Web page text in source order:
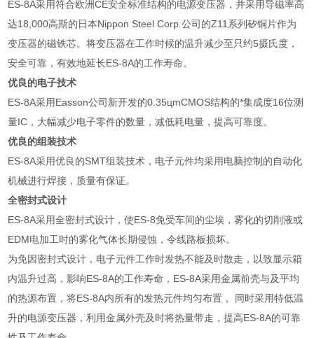
ES-8A采用符合欧洲CE安全标准结构的电源变压器，并采用导磁率高
达18,000高斯的日本Nippon Steel Corp.公司的Z11系列矽铜片作为
变压器的磁铁芯。将变压器在工作时候的温升减少至只约5摄氏度，
安全可靠，有效地延长ES-8A的工作寿命。
优良的电子技术
ES-8A采用Easson公司新开发的0.35цmCMOS结构的*集成度16位测
量IC，大幅减少电子零件的数量，减低耗电量，提高可靠度。
优良的组装技术
ES-8A采用优良的SMT组装技术，电子元件均采用电脑控制的自动化
机械进行焊接，质量有保证。
全密封式设计
ES-8A采用全密封式设计，使ES-8免受车间的尘埃，雾化的切削液或
EDM电加工时的雾化气体长期侵蚀，令线路板损坏。
为免因密封式设计，电子元件工作时发热不能及时散走，以致显示箱
内温升过高，影响ES-8A的工作寿命，ES-8A采用金属前壳与及平均
的热源布置，将ES-8A内所有的发热元件均匀布置， 同时采用特低温
升的电源变压器，利用金属外壳及时将热量带走，提高ES-8A的可靠